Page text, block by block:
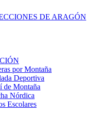
DE ARAGÓN
por Montaña
Deportiva
de Montaña
Nórdica
Escolares